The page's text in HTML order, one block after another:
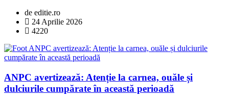
de editie.ro
24 Aprilie 2026
4220
ANPC avertizează: Atenție la carnea, ouăle și
dulciurile cumpărate în această perioadă